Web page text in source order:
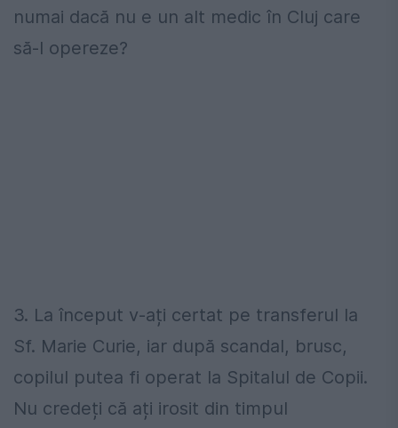
numai dacă nu e un alt medic în Cluj care
să-l opereze?
3. La început v-ați certat pe transferul la
Sf. Marie Curie, iar după scandal, brusc,
copilul putea fi operat la Spitalul de Copii.
Nu credeți că ați irosit din timpul